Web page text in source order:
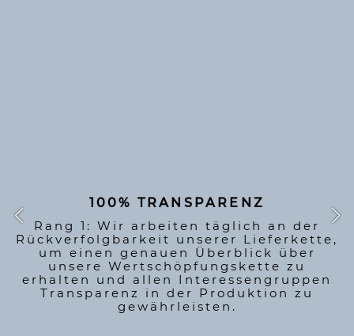
100% TRANSPARENZ
Rang 1: Wir arbeiten täglich an der
Rückverfolgbarkeit unserer Lieferkette,
um einen genauen Überblick über
unsere Wertschöpfungskette zu
erhalten und allen Interessengruppen
Transparenz in der Produktion zu
gewährleisten.